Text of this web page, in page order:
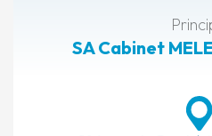
SA Cabinet